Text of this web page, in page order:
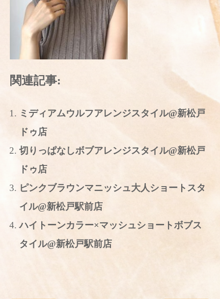
関連記事:
ミディアムウルフアレンジスタイル@新松戸
ドゥ店
切りっぱなしボブアレンジスタイル@新松戸
ドゥ店
ピンクブラウンマニッシュ大人ショートスタ
イル@新松戸駅前店
ハイトーンカラー×マッシュショートボブス
タイル@新松戸駅前店